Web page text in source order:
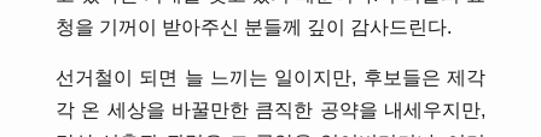
청을 기꺼이 받아주신 분들께 깊이 감사드린다.
선거철이 되면 늘 느끼는 일이지만, 후보들은 제각
각 온 세상을 바꿀만한 큼직한 공약을 내세우지만,